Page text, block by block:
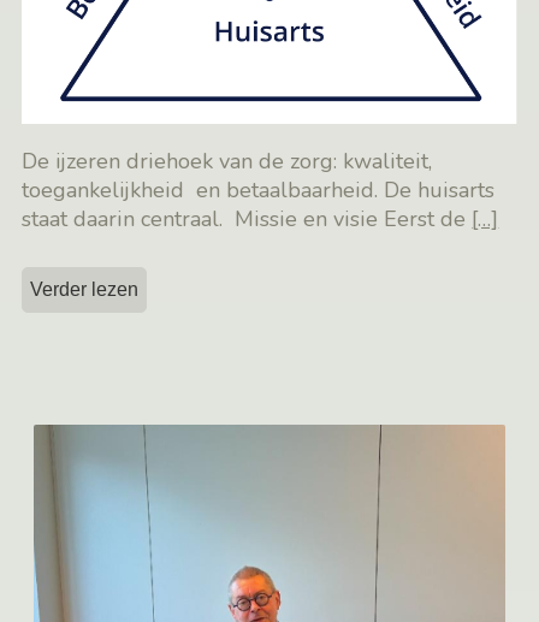
De ijzeren driehoek van de zorg: kwaliteit,
toegankelijkheid en betaalbaarheid. De huisarts
staat daarin centraal. Missie en visie Eerst de […]
Verder lezen